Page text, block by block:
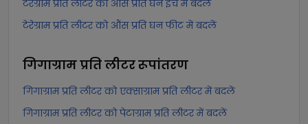
टेरेग्राम प्रति लीटर को औंस प्रति घन इंच में बदलें
टेरेग्राम प्रति लीटर को औंस प्रति घन फीट में बदलें
गिगाग्राम प्रति लीटररूपांतरण
गिगाग्राम प्रति लीटर को एक्साग्राम प्रति लीटर में बदलें
गिगाग्राम प्रति लीटर को पेटाग्राम प्रति लीटर में बदलें